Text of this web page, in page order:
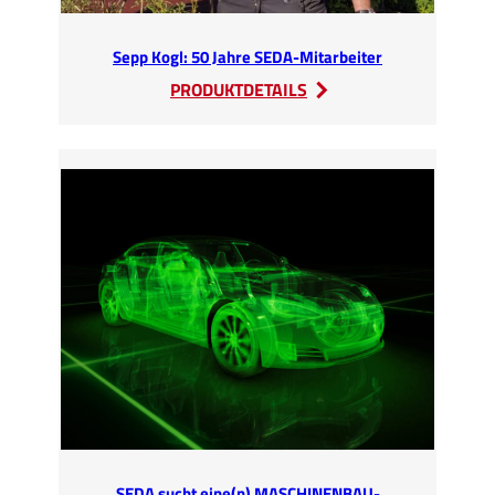
Sepp Kogl: 50 Jahre SEDA-Mitarbeiter
PRODUKTDETAILS
:
50